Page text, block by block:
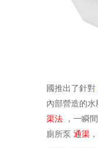
國推出了針對
內部營造的
渠法，一瞬
廁所泵 通渠